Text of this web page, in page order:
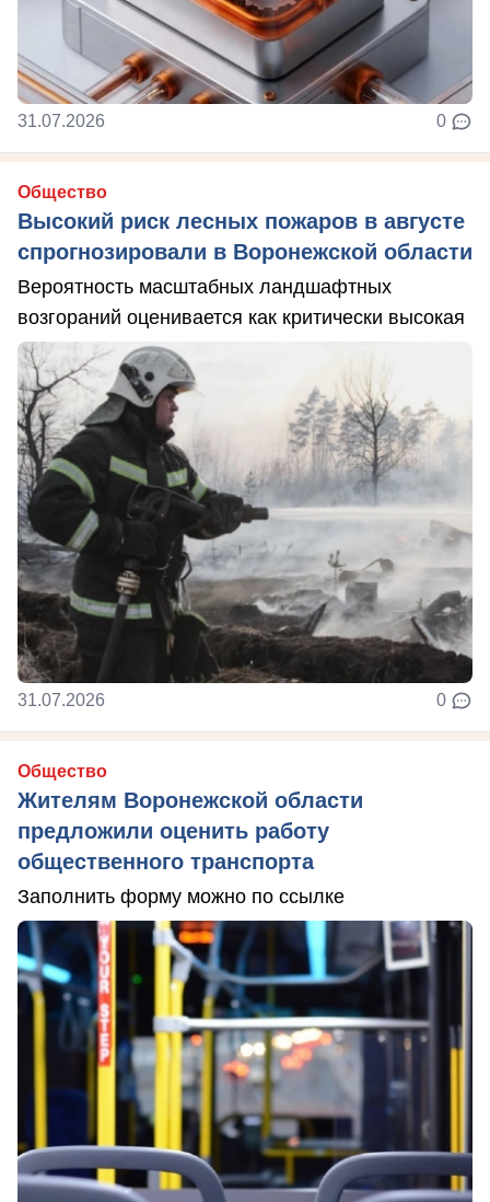
31.07.2026 0
Общество
Высокий риск лесных пожаров в августе
спрогнозировали в Воронежской области
Вероятность масштабных ландшафтных
возгораний оценивается как критически высокая
31.07.2026 0
Общество
Жителям Воронежской области
предложили оценить работу
общественного транспорта
Заполнить форму можно по ссылке